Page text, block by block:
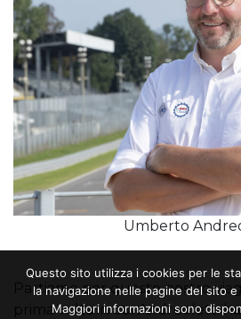
Umberto
Partiamo per questo nostro
prima volta in cui Andreoletti
Questo sito utilizza i cookies per le
la navigazione nelle pagine del sito
Maggiori informazioni sono